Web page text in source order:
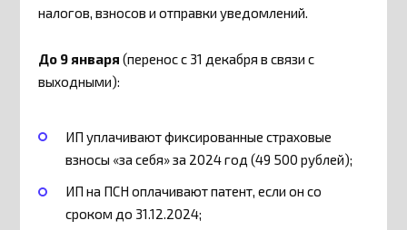
налогов, взносов и отправки уведомлений.
До 9 января(перенос с 31 декабря в связи с
выходными):
ИП уплачивают фиксированные страховые
взносы «за себя» за 2024 год (49 500 рублей);
ИП на ПСН оплачивают патент, если он со
сроком до 31.12.2024;